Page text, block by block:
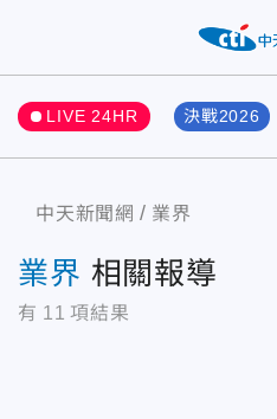
LIVE 24HR 決戰2026
中天新聞網 業界
業界 相關報導
有 11 項結果